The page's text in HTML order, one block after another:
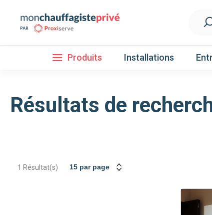
Produits Installations
Résultats de
1 Résultat(s)